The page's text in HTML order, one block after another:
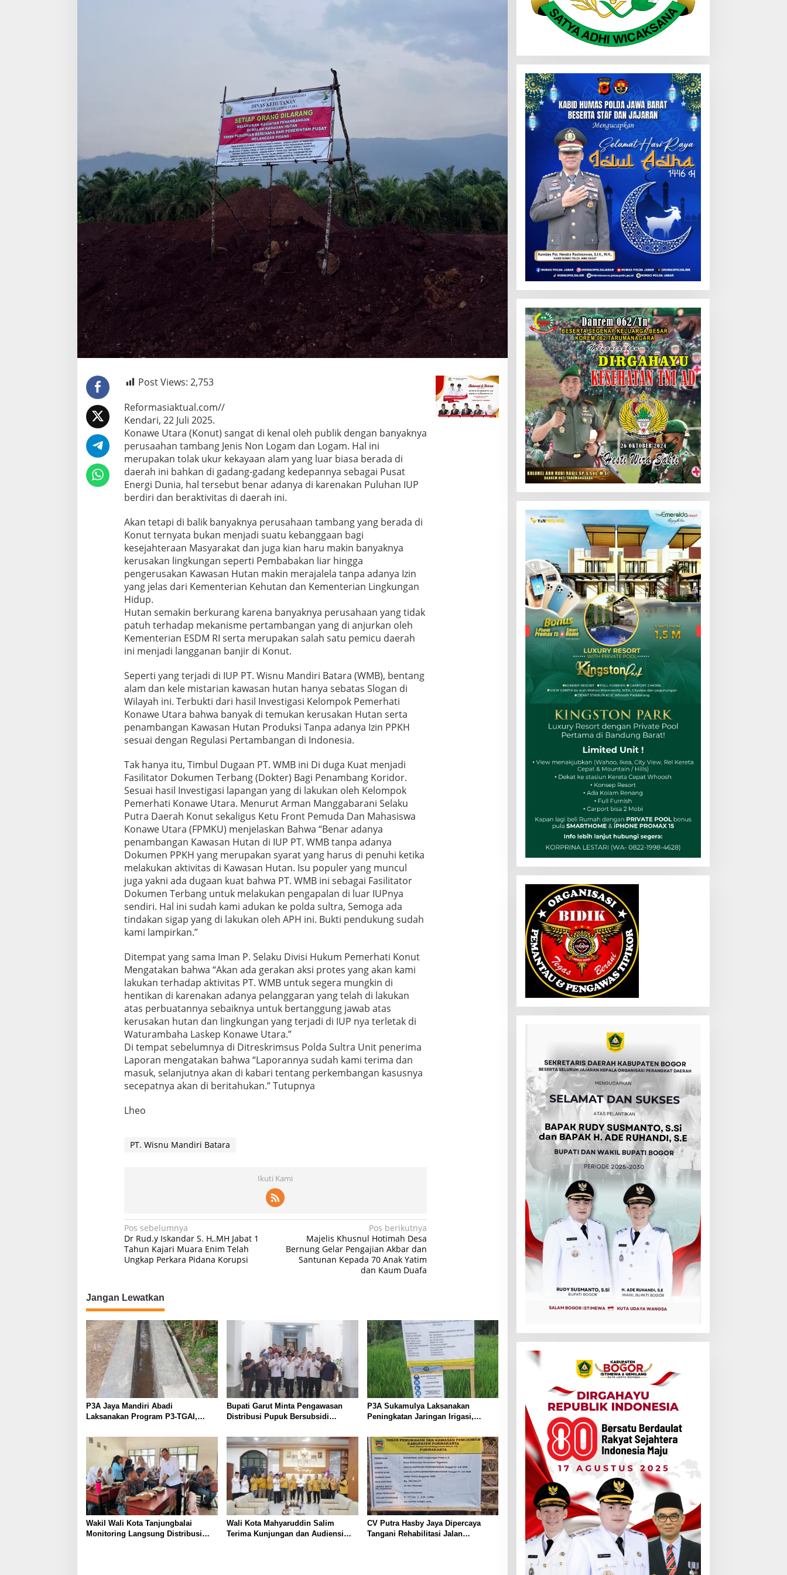
Post Views: 2,753
Reformasiaktual.com//
Kendari, 22 Juli 2025.
Konawe Utara (Konut) sangat di kenal oleh publik dengan banyaknya
perusaahan tambang Jenis Non Logam dan Logam. Hal ini
merupakan tolak ukur kekayaan alam yang luar biasa berada di
daerah ini bahkan di gadang-gadang kedepannya sebagai Pusat
Energi Dunia, hal tersebut benar adanya di karenakan Puluhan IUP
berdiri dan beraktivitas di daerah ini.
Akan tetapi di balik banyaknya perusahaan tambang yang berada di
Konut ternyata bukan menjadi suatu kebanggaan bagi
kesejahteraan Masyarakat dan juga kian haru makin banyaknya
kerusakan lingkungan seperti Pembabakan liar hingga
pengerusakan Kawasan Hutan makin merajalela tanpa adanya Izin
yang jelas dari Kementerian Kehutan dan Kementerian Lingkungan
Hidup.
Hutan semakin berkurang karena banyaknya perusahaan yang tidak
patuh terhadap mekanisme pertambangan yang di anjurkan oleh
Kementerian ESDM RI serta merupakan salah satu pemicu daerah
ini menjadi langganan banjir di Konut.
Seperti yang terjadi di IUP PT. Wisnu Mandiri Batara (WMB), bentang
alam dan kele mistarian kawasan hutan hanya sebatas Slogan di
Wilayah ini. Terbukti dari hasil Investigasi Kelompok Pemerhati
Konawe Utara bahwa banyak di temukan kerusakan Hutan serta
penambangan Kawasan Hutan Produksi Tanpa adanya Izin PPKH
sesuai dengan Regulasi Pertambangan di Indonesia.
Tak hanya itu, Timbul Dugaan PT. WMB ini Di duga Kuat menjadi
Fasilitator Dokumen Terbang (Dokter) Bagi Penambang Koridor.
Sesuai hasil Investigasi lapangan yang di lakukan oleh Kelompok
Pemerhati Konawe Utara. Menurut Arman Manggabarani Selaku
Putra Daerah Konut sekaligus Ketu Front Pemuda Dan Mahasiswa
Konawe Utara (FPMKU) menjelaskan Bahwa “Benar adanya
penambangan Kawasan Hutan di IUP PT. WMB tanpa adanya
Dokumen PPKH yang merupakan syarat yang harus di penuhi ketika
melakukan aktivitas di Kawasan Hutan. Isu populer yang muncul
juga yakni ada dugaan kuat bahwa PT. WMB ini sebagai Fasilitator
Dokumen Terbang untuk melakukan pengapalan di luar IUPnya
sendiri. Hal ini sudah kami adukan ke polda sultra, Semoga ada
tindakan sigap yang di lakukan oleh APH ini. Bukti pendukung sudah
kami lampirkan.”
Ditempat yang sama Iman P. Selaku Divisi Hukum Pemerhati Konut
Mengatakan bahwa “Akan ada gerakan aksi protes yang akan kami
lakukan terhadap aktivitas PT. WMB untuk segera mungkin di
hentikan di karenakan adanya pelanggaran yang telah di lakukan
atas perbuatannya sebaiknya untuk bertanggung jawab atas
kerusakan hutan dan lingkungan yang terjadi di IUP nya terletak di
Waturambaha Laskep Konawe Utara.”
Di tempat sebelumnya di Ditreskrimsus Polda Sultra Unit penerima
Laporan mengatakan bahwa “Laporannya sudah kami terima dan
masuk, selanjutnya akan di kabari tentang perkembangan kasusnya
secepatnya akan di beritahukan.” Tutupnya
Lheo
PT. Wisnu Mandiri Batara
Ikuti Kami
Navigasi
pos
Pos sebelumnya
Dr Rud.y Iskandar S. H,.MH Jabat 1
Tahun Kajari Muara Enim Telah
Ungkap Perkara Pidana Korupsi
Pos berikutnya
Majelis Khusnul Hotimah Desa
Bernung Gelar Pengajian Akbar dan
Santunan Kepada 70 Anak Yatim
dan Kaum Duafa
Jangan Lewatkan
P3A Jaya Mandiri Abadi
Laksanakan Program P3-TGAI,
Wanayasa
Bupati Garut Minta Pengawasan
Distribusi Pupuk Bersubsidi
Dioptimalkan
P3A Sukamulya Laksanakan
Peningkatan Jaringan Irigasi,
Tegalwaru
Wakil Wali Kota Tanjungbalai
Monitoring Langsung Distribusi
Wali Kota Mahyaruddin Salim
Terima Kunjungan dan Audiensi
CV Putra Hasby Jaya Dipercaya
Tangani Rehabilitasi Jalan